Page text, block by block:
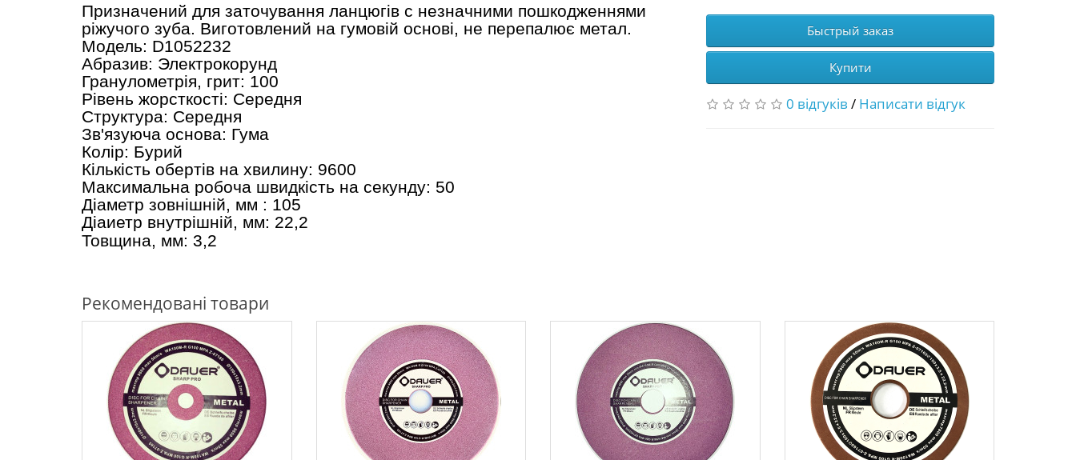
Призначений для заточування ланцюгів с незначними пошкодженнями
ріжучого зуба. Виготовлений на гумовій основі, не перепалює метал.
Модель: D1052232
Абразив: Электрокорунд
Гранулометрія, грит: 100
Рівень жорсткості: Середня
Структура: Середня
Зв'язуюча основа: Гума
Колір: Бурий
Кількість обертів на хвилину: 9600
Максимальна робоча швидкість на секунду: 50
Діаметр зовнішній, мм : 105
Діаиетр внутрішній, мм: 22,2
Товщина, мм: 3,2
Быстрый заказ
Купити
0 відгуків / Написати відгук
Рекомендовані товари